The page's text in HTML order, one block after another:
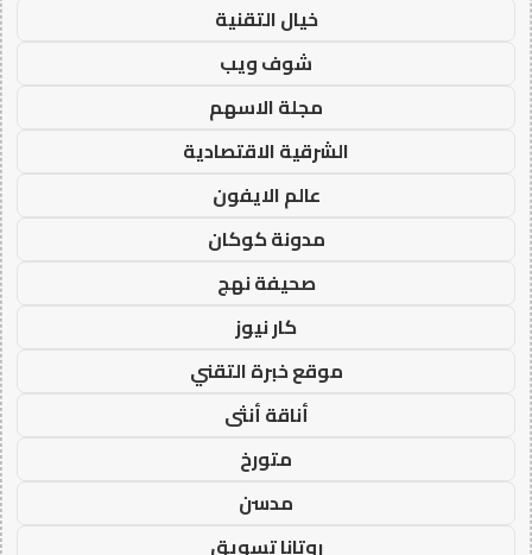
خيال التقنية
شوف ويب
مجلة الاسهم
الشرقية الاقتصادية
عالم الايفون
مدونة كوكان
صحيفة نهج
كار نيوز
موقع خبرة التقني
أناقة أنثى
متورخ
مدسن
روتانا تسويق